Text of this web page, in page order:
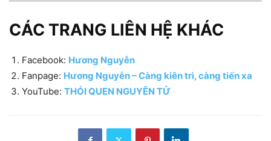
CÁC TRANG LIÊN HỆ KHÁC
Facebook: Hương Nguyễn
Fanpage: Hương Nguyễn – Càng kiên trì, càng tiến xa
YouTube: THÓI QUEN NGUYÊN TỬ